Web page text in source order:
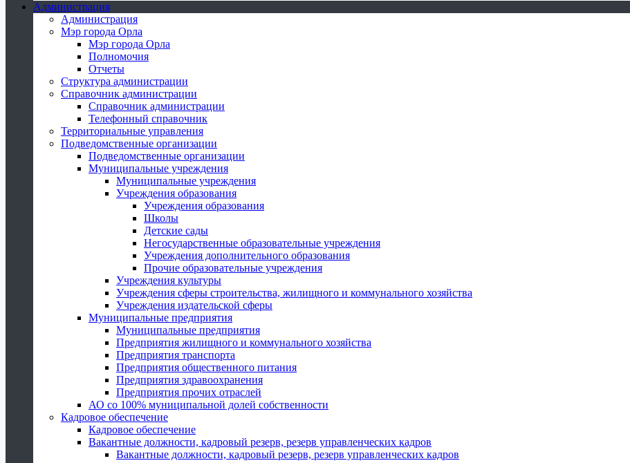
Администрация
Администрация
Мэр города Орла
Мэр города Орла
Полномочия
Отчеты
Структура администрации
Справочник администрации
Справочник администрации
Телефонный справочник
Территориальные управления
Подведомственные организации
Подведомственные организации
Муниципальные учреждения
Муниципальные учреждения
Учреждения образования
Учреждения образования
Школы
Детские сады
Негосударственные образовательные учреждения
Учреждения дополнительного образования
Прочие образовательные учреждения
Учреждения культуры
Учреждения сферы строительства, жилищного и коммунального хозяйства
Учреждения издательской сферы
Муниципальные предприятия
Муниципальные предприятия
Предприятия жилищного и коммунального хозяйства
Предприятия транспорта
Предприятия общественного питания
Предприятия здравоохранения
Предприятия прочих отраслей
АО со 100% муниципальной долей собственности
Кадровое обеспечение
Кадровое обеспечение
Вакантные должности, кадровый резерв, резерв управленческих кадров
Вакантные должности, кадровый резерв, резерв управленческих кадров